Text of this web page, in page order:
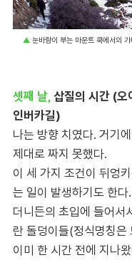
▲ 눈바람이 부는 마운트 쿡에서의
셋째 날, 삽질의 시간 (
인버카길)
나는 방향 치였다. 거기
제대로 짜지 못했다.
이 세 가지 조건이 뒤엉
는 일이 발생하기도 한다.
더니든의 초입에 들어서
란 돌덩이들(정식명칭은
이미 한 시간 전에 지나